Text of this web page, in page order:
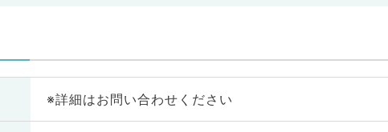
※詳細はお問い合わせください